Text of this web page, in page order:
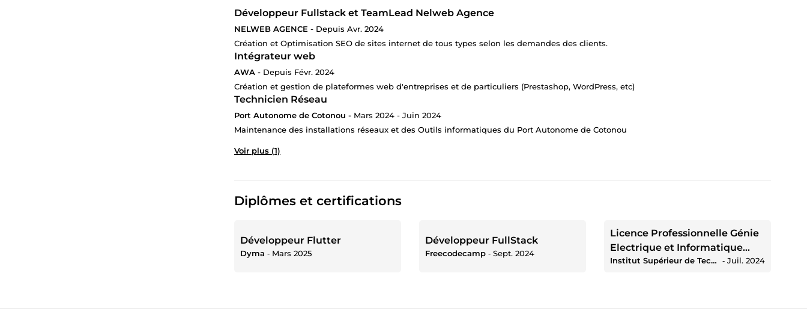
Développeur Fullstack et TeamLead Nelweb Agence
NELWEB AGENCE - Depuis Avr. 2024
Création et Optimisation SEO de sites internet de tous types selon les demandes des clients.
Intégrateur web
AWA - Depuis Févr. 2024
Création et gestion de plateformes web d'entreprises et de particuliers (Prestashop, WordPress, etc)
Technicien Réseau
Port Autonome de Cotonou - Mars 2024 - Juin 2024
Maintenance des installations réseaux et des Outils informatiques du Port Autonome de Cotonou
Voir plus (1)
Diplômes et certifications
Développeur Flutter
Dyma ‐ Mars 2025
Développeur FullStack
Freecodecamp ‐ Sept. 2024
Licence Professionnelle Génie
Electrique et Informatique
option IT
Institut Supérieur de Technologie Industrielle de Lokossa ‐ Juil. 2024